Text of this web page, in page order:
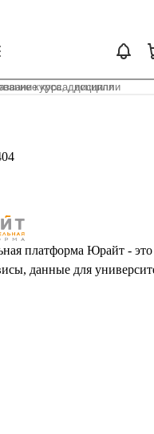
платформа Юрайт -
данные для